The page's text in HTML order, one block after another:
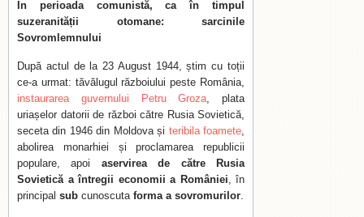
În perioada comunistă, ca în timpul
suzeranității otomane: sarcinile
Sovromlemnului
După actul de la 23 August 1944, știm cu toții
ce-a urmat: tăvălugul războiului peste România,
instaurarea guvernului Petru Groza, plata
uriașelor datorii de război către Rusia Sovietică,
seceta din 1946 din Moldova și teribila foamete,
abolirea monarhiei și proclamarea republicii
populare, apoi aservirea de către Rusia
Sovietică a întregii economii a României, în
principal sub cunoscuta forma a sovromurilor.